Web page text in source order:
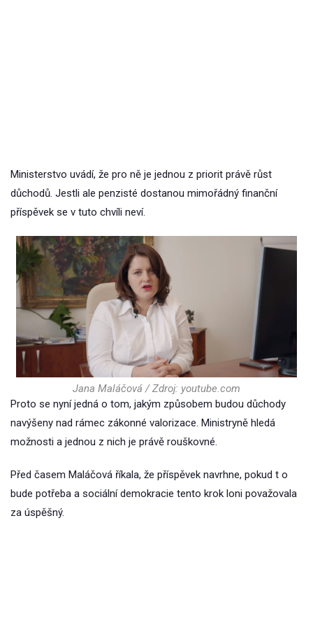
Ministerstvo uvádí, že pro ně je jednou z priorit právě růst
důchodů. Jestli ale penzisté dostanou mimořádný finanční
příspěvek se v tuto chvíli neví.
Jana Maláčová / Zdroj: youtube.com
Proto se nyní jedná o tom, jakým způsobem budou důchody
navýšeny nad rámec zákonné valorizace. Ministryně hledá
možnosti a jednou z nich je právě rouškovné.
Před časem Maláčová říkala, že příspěvek navrhne, pokud t o
bude potřeba a sociální demokracie tento krok loni považovala
za úspěšný.